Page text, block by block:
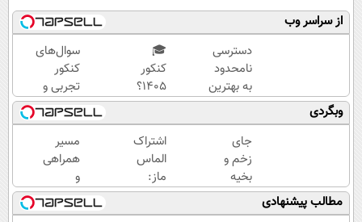
از سراسر وب
دسترسی
نامحدود
به بهترین
آموزش‌ها
تا روز
کنکور
🎓
کنکور
۱۴۰5؟
ماز
تابستون
و تو یک
هفتع
جمع
میکنه
🏆
سوال‌های
کنکور
تجربی و
ریاضی در
پکیج ماز
وبگردی
جای
زخم و
بخیه
داری؟؟
3
اشتراک
الماس
ماز:
برای
رتبه
مسیر
همراهی
و
گزارش
عملکرد
مطالب پیشنهادی